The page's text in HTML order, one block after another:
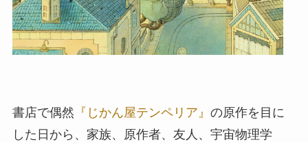
書店で偶然 『じかん屋テンペリア』 の原作を目に
した日から、家族、原作者、友人、宇宙物理学